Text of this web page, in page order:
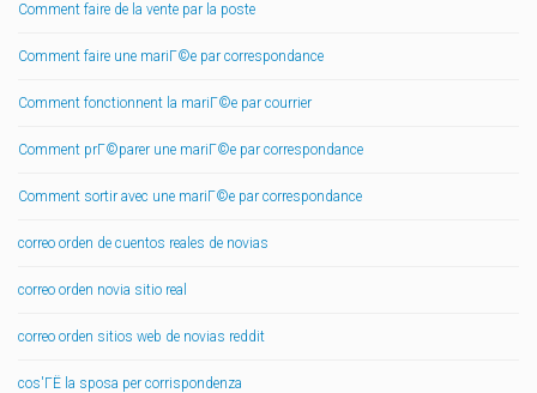
Comment faire de la vente par la poste
Comment faire une mariГ©e par correspondance
Comment fonctionnent la mariГ©e par courrier
Comment prГ©parer une mariГ©e par correspondance
Comment sortir avec une mariГ©e par correspondance
correo orden de cuentos reales de novias
correo orden novia sitio real
correo orden sitios web de novias reddit
cos'ГЁ la sposa per corrispondenza